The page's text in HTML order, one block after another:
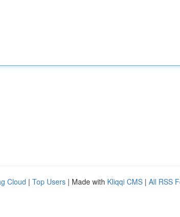
Cloud | Top Users | Made with Kliqqi CMS | All RSS